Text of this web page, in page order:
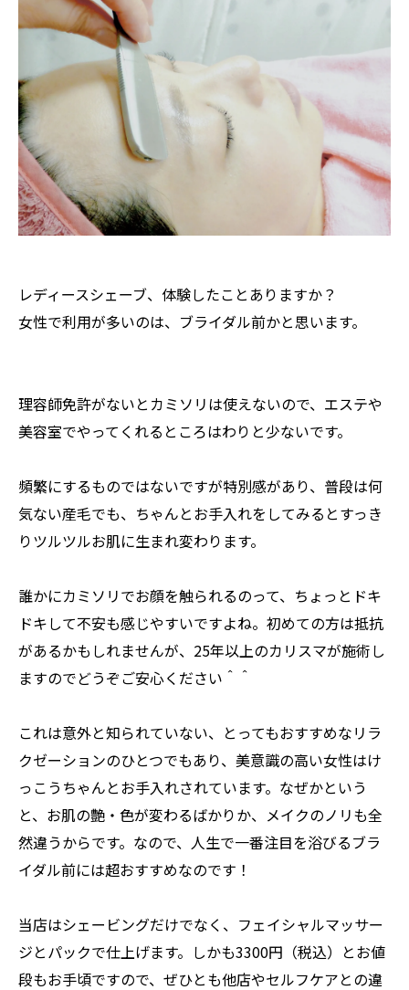
レディースシェーブ、体験したことありますか？
女性で利用が多いのは、ブライダル前かと思います。
理容師免許がないとカミソリは使えないので、エステや
美容室でやってくれるところはわりと少ないです。
頻繁にするものではないですが特別感があり、普段は何
気ない産毛でも、ちゃんとお手入れをしてみるとすっき
りツルツルお肌に生まれ変わります。
誰かにカミソリでお顔を触られるのって、ちょっとドキ
ドキして不安も感じやすいですよね。初めての方は抵抗
があるかもしれませんが、25年以上のカリスマが施術し
ますのでどうぞご安心ください＾＾
これは意外と知られていない、とってもおすすめなリラ
クゼーションのひとつでもあり、美意識の高い女性はけ
っこうちゃんとお手入れされています。なぜかという
と、お肌の艶・色が変わるばかりか、メイクのノリも全
然違うからです。なので、人生で一番注目を浴びるブラ
イダル前には超おすすめなのです！
当店はシェービングだけでなく、フェイシャルマッサー
ジとパックで仕上げます。しかも3300円（税込）とお値
段もお手頃ですので、ぜひとも他店やセルフケアとの違